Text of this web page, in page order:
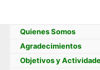
contenido
Quienes Somos
Agradecimientos
Objetivos y